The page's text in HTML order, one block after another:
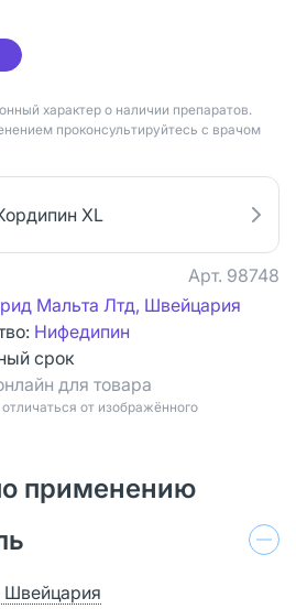
характер о наличии препаратов.
проконсультируйтесь с врачом
XL
Арт. 98748
Мальта Лтд, Швейцария
Нифедипин
срок
для товара
от изображённого
применению
Швейцария